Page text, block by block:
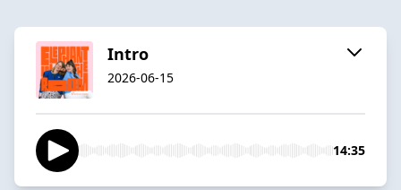
Intro
2026-06-15
14:35